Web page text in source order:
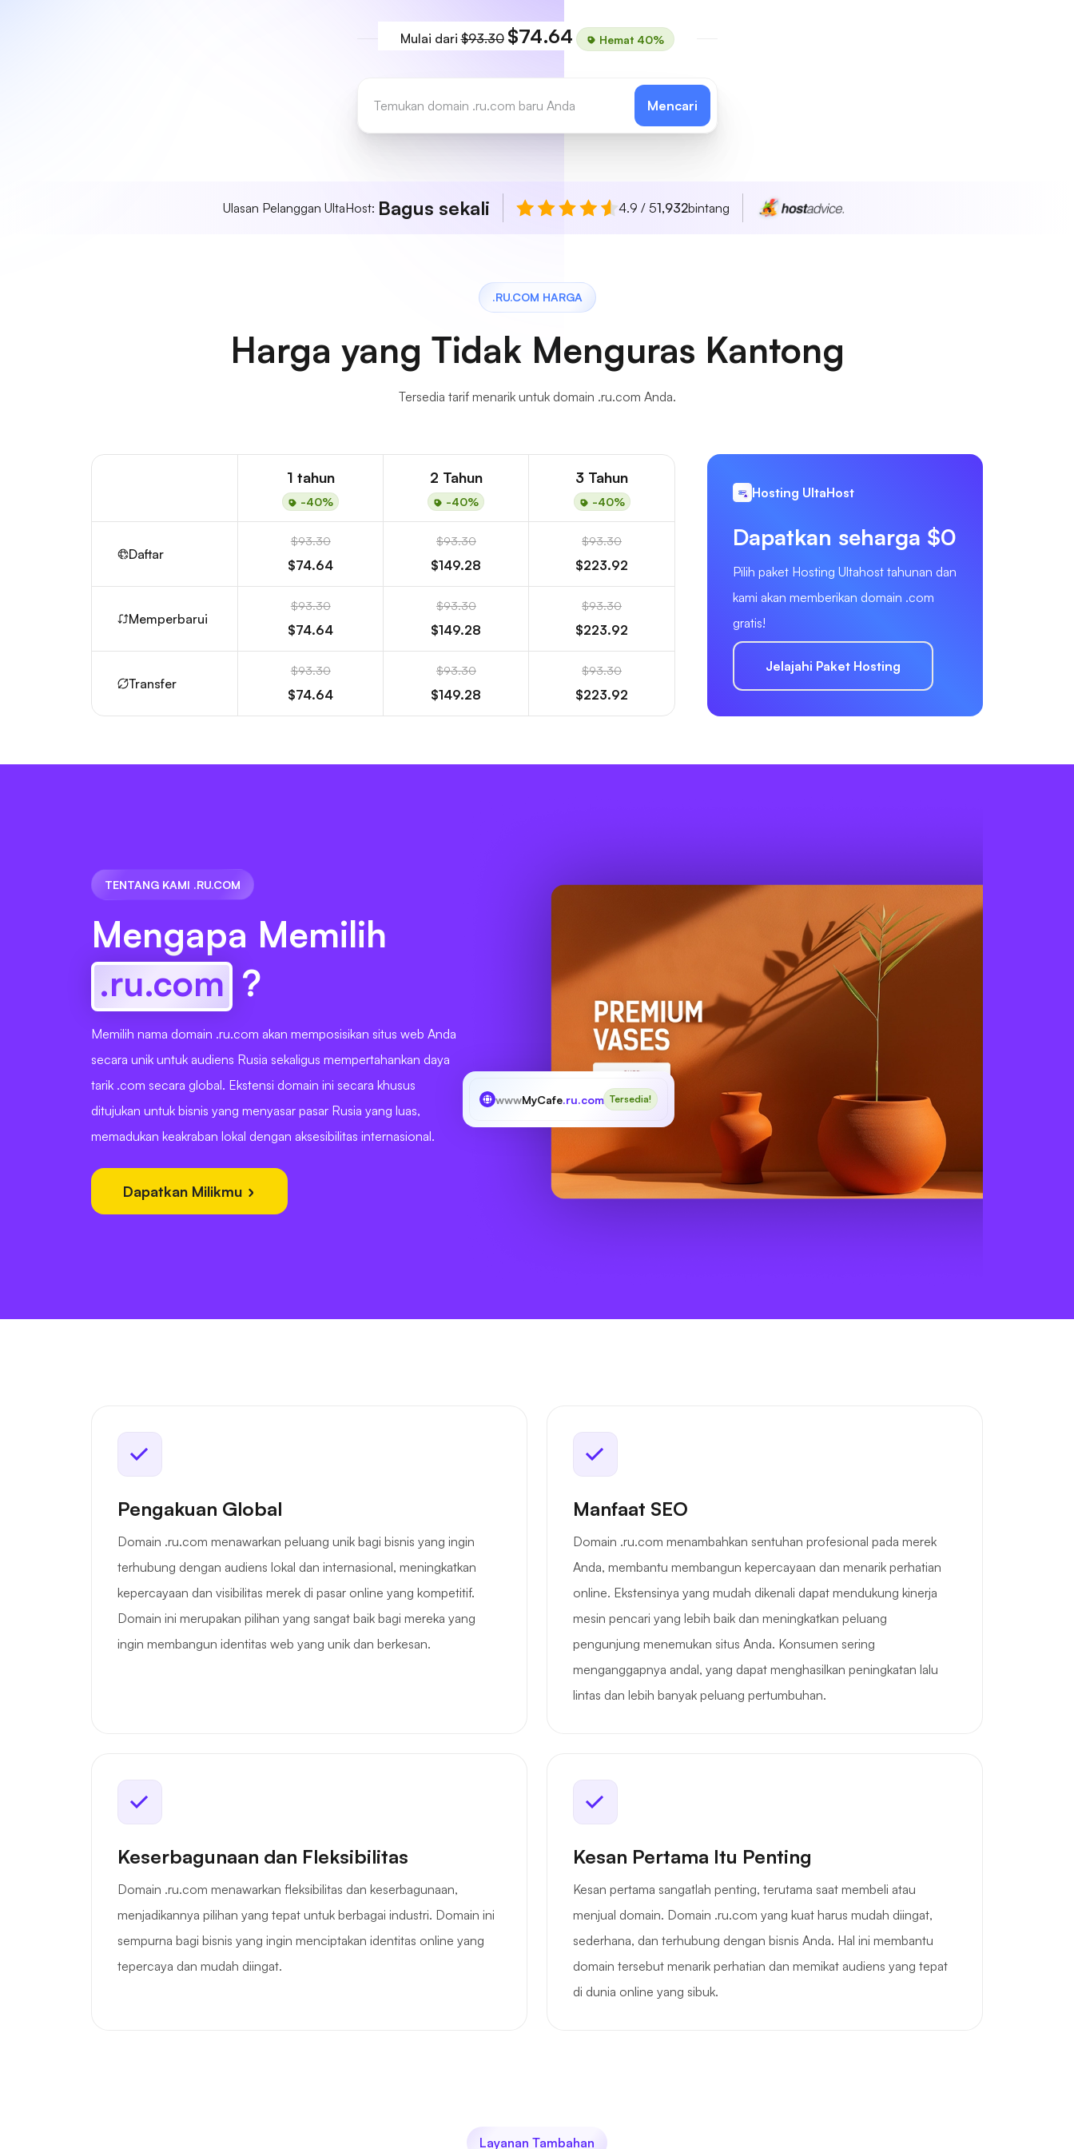
Mulai dari$93.30 $74.64 Hemat 40%
Mencari
Ulasan Pelanggan UltaHost: Bagus sekali 4.9 / 51,932bintang
.RU.COM HARGA
Harga yang Tidak Menguras Kantong
Tersedia tarif menarik untuk domain .ru.com Anda.
1 tahun
-40%
2 Tahun
-40%
3 Tahun
-40%
Daftar
$93.30
$74.64
$93.30
$149.28
$93.30
$223.92
Memperbarui
$93.30
$74.64
$93.30
$149.28
$93.30
$223.92
Transfer
$93.30
$74.64
$93.30
$149.28
$93.30
$223.92
Hosting UltaHost
Dapatkan seharga $0
Pilih paket Hosting Ultahost tahunan dan
kami akan memberikan domain .com
gratis!
Jelajahi Paket Hosting
TENTANG KAMI .RU.COM
Mengapa Memilih
.ru.com ?
Memilih nama domain .ru.com akan memposisikan situs web Anda
secara unik untuk audiens Rusia sekaligus mempertahankan daya
tarik .com secara global. Ekstensi domain ini secara khusus
ditujukan untuk bisnis yang menyasar pasar Rusia yang luas,
memadukan keakraban lokal dengan aksesibilitas internasional.
Dapatkan Milikmu
wwwMyCafe.ru.com Tersedia!
Pengakuan Global
Domain .ru.com menawarkan peluang unik bagi bisnis yang ingin
terhubung dengan audiens lokal dan internasional, meningkatkan
kepercayaan dan visibilitas merek di pasar online yang kompetitif.
Domain ini merupakan pilihan yang sangat baik bagi mereka yang
ingin membangun identitas web yang unik dan berkesan.
Manfaat SEO
Domain .ru.com menambahkan sentuhan profesional pada merek
Anda, membantu membangun kepercayaan dan menarik perhatian
online. Ekstensinya yang mudah dikenali dapat mendukung kinerja
mesin pencari yang lebih baik dan meningkatkan peluang
pengunjung menemukan situs Anda. Konsumen sering
menganggapnya andal, yang dapat menghasilkan peningkatan lalu
lintas dan lebih banyak peluang pertumbuhan.
Keserbagunaan dan Fleksibilitas
Domain .ru.com menawarkan fleksibilitas dan keserbagunaan,
menjadikannya pilihan yang tepat untuk berbagai industri. Domain ini
sempurna bagi bisnis yang ingin menciptakan identitas online yang
tepercaya dan mudah diingat.
Kesan Pertama Itu Penting
Kesan pertama sangatlah penting, terutama saat membeli atau
menjual domain. Domain .ru.com yang kuat harus mudah diingat,
sederhana, dan terhubung dengan bisnis Anda. Hal ini membantu
domain tersebut menarik perhatian dan memikat audiens yang tepat
di dunia online yang sibuk.
Layanan Tambahan